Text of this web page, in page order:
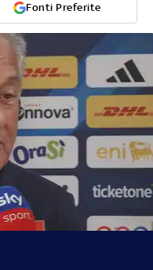
Fonti Preferite